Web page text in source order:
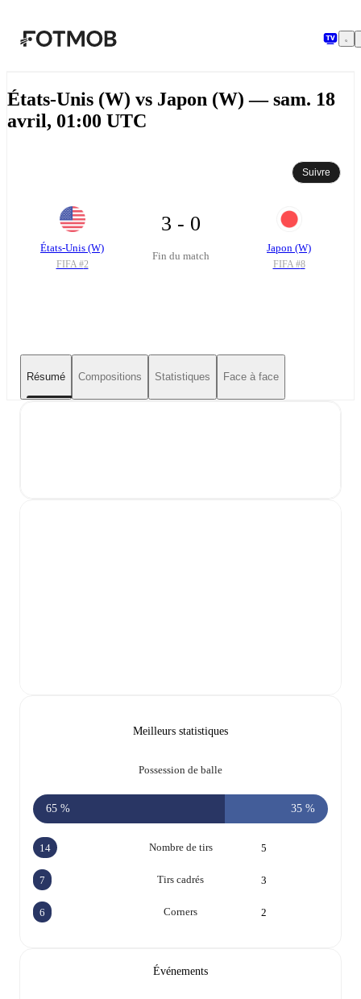
États-Unis (W) vs Japon (W) — sam. 18
avril, 01:00 UTC
Suivre
États-Unis (W)
FIFA #2
3 - 0
Fin du match
Japon (W)
FIFA #8
Résumé Compositions Statistiques Face à face
Meilleurs statistiques
Possession de balle
65 % 35 %
Nombre de tirs
14 5
Tirs cadrés
7 3
Corners
6 2
Événements